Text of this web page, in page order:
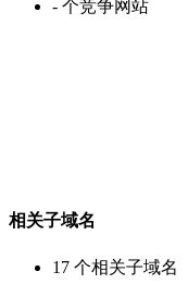
- 个竞争网站
相关子域名
17 个相关子域名